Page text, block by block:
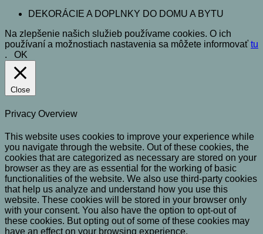
DEKORÁCIE A DOPLNKY DO DOMU A BYTU
Na zlepšenie našich služieb používame cookies. O ich
používaní a možnostiach nastavenia sa môžete informovať tu
. OK
Close
Privacy Overview
This website uses cookies to improve your experience while
you navigate through the website. Out of these cookies, the
cookies that are categorized as necessary are stored on your
browser as they are as essential for the working of basic
functionalities of the website. We also use third-party cookies
that help us analyze and understand how you use this
website. These cookies will be stored in your browser only
with your consent. You also have the option to opt-out of
these cookies. But opting out of some of these cookies may
have an effect on your browsing experience.